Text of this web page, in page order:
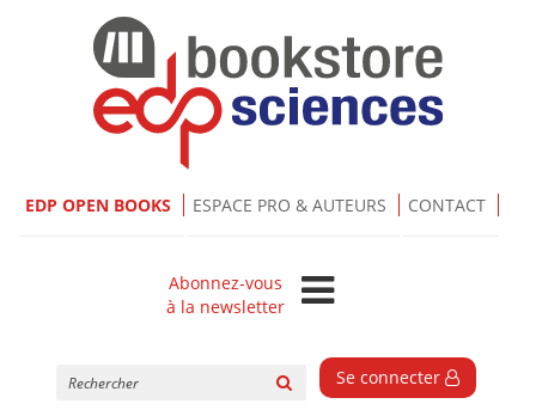
EDP OPEN BOOKS ESPACE PRO & AUTEURS CONTACT
Abonnez-vous
à la newsletter
Se connecter